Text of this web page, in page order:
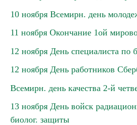
10 ноября Всемирн. день
11 ноября Окончание 1ой
12 ноября День специалиста по
12 ноября День работников
Всемирн. день качества 2-й
13 ноября День войск
биолог. защиты